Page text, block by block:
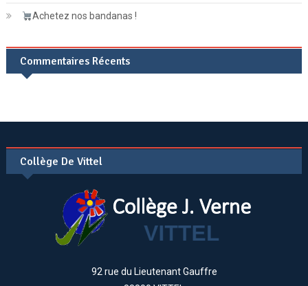
Achetez nos bandanas !
Commentaires Récents
Collège De Vittel
92 rue du Lieutenant Gauffre